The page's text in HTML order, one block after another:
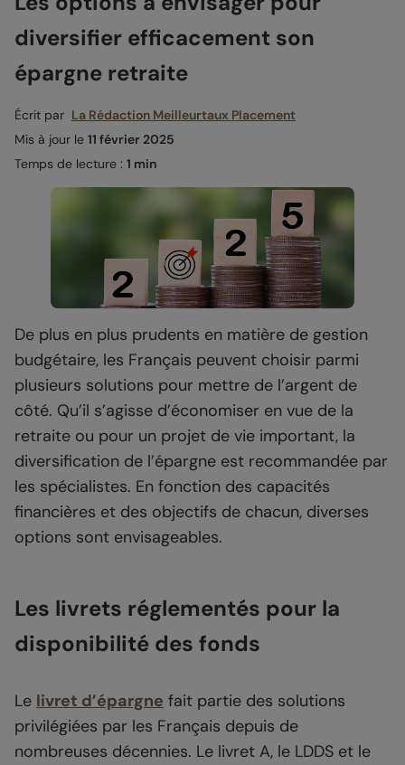
diversifier efficacement son
épargne retraite
Écrit par La Rédaction Meilleurtaux Placement
Mis à jour le 11 février 2025
Temps de lecture : 1 min
De plus en plus prudents en matière de gestion
budgétaire, les Français peuvent choisir parmi
plusieurs solutions pour mettre de l’argent de
côté. Qu’il s’agisse d’économiser en vue de la
retraite ou pour un projet de vie important, la
diversification de l’épargne est recommandée par
les spécialistes. En fonction des capacités
financières et des objectifs de chacun, diverses
options sont envisageables.
Les livrets réglementés pour la
disponibilité des fonds
Le livret d’épargne fait partie des solutions
privilégiées par les Français depuis de
nombreuses décennies. Le livret A, le LDDS et le